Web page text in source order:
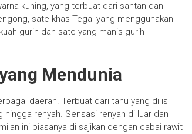
kuning, yang terbuat dari santan dan
sate khas Tegal yang menggunakan
gurih dan sate yang manis-gurih
Mendunia
daerah. Terbuat dari tahu yang di isi
renyah. Sensasi renyah di luar dan
ini biasanya di sajikan dengan cabai rawit